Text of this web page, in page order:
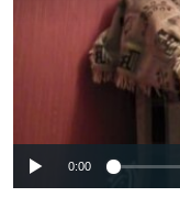
No
0:00